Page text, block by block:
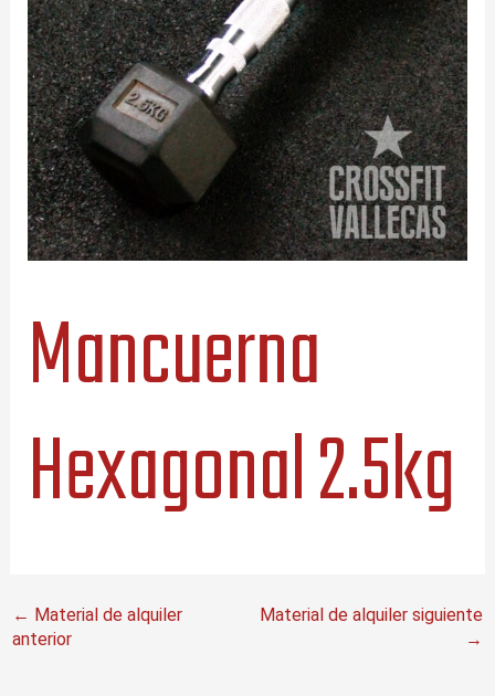
Mancuerna
Hexagonal 2.5kg
← Material de alquiler
anterior
Material de alquiler siguiente
→